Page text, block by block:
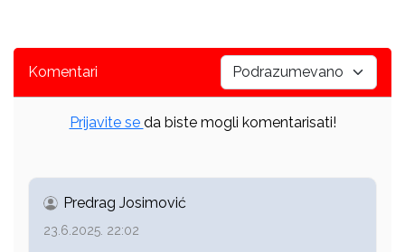
Komentari
Prijavite se da biste mogli komentarisati!
Predrag Josimović
23.6.2025. 22:02